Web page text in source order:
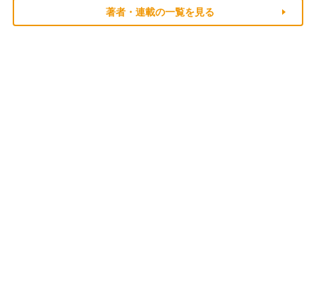
著者・連載の一覧を見る